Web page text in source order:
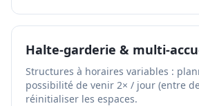
Halte-garderie & multi-
Structures à horaires variables :
possibilité de venir 2× / jour (entre
réinitialiser les espaces.